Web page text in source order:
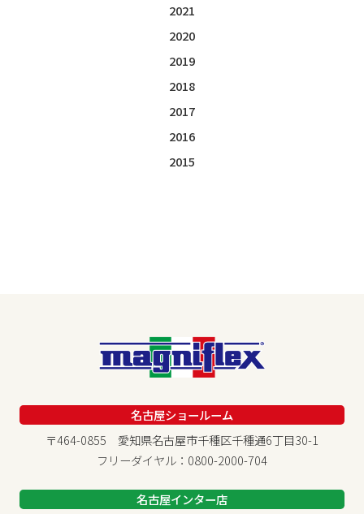
2021
2020
2019
2018
2017
2016
2015
名古屋ショールーム
〒464-0855 愛知県名古屋市千種区千種通6丁目30-1
フリーダイヤル：0800-2000-704
名古屋インター店